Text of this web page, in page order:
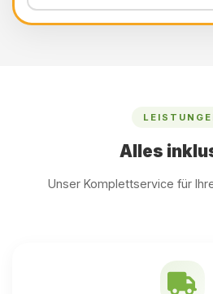
Alles
Unser Komplettservice für